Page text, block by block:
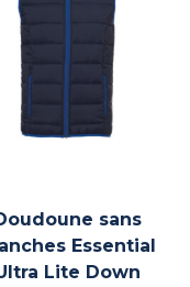
sans
Essential
Lite Down